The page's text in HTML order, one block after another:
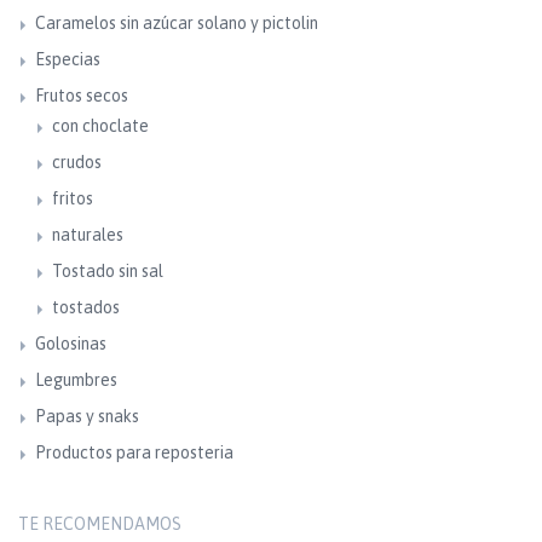
Caramelos sin azúcar solano y pictolin
Especias
Frutos secos
con choclate
crudos
fritos
naturales
Tostado sin sal
tostados
Golosinas
Legumbres
Papas y snaks
Productos para reposteria
TE RECOMENDAMOS